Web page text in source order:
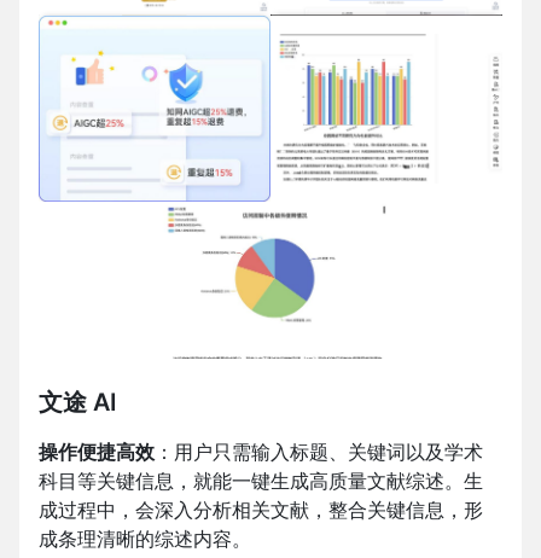
文途 AI
操作便捷高效 ：用户只需输入标题、关键词以及学术
科目等关键信息，就能一键生成高质量文献综述。生
成过程中，会深入分析相关文献，整合关键信息，形
成条理清晰的综述内容。